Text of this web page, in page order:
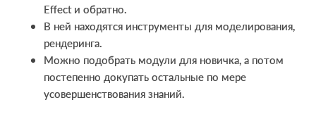
Effect и обратно.
В ней находятся инструменты для моделирования,
рендеринга.
Можно подобрать модули для новичка, а потом
постепенно докупать остальные по мере
усовершенствования знаний.